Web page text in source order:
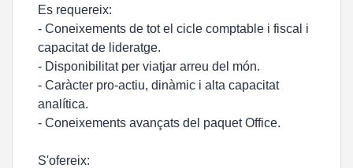
Es requereix:
- Coneixements de tot el cicle comptable i fiscal i
capacitat de lideratge.
- Disponibilitat per viatjar arreu del món.
- Caràcter pro-actiu, dinàmic i alta capacitat
analítica.
- Coneixements avançats del paquet Office.
S'ofereix: